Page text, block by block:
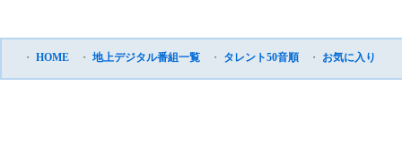
・ HOME ・ 地上デジタル番組一覧 ・ タレント50音順 ・ お気に入り